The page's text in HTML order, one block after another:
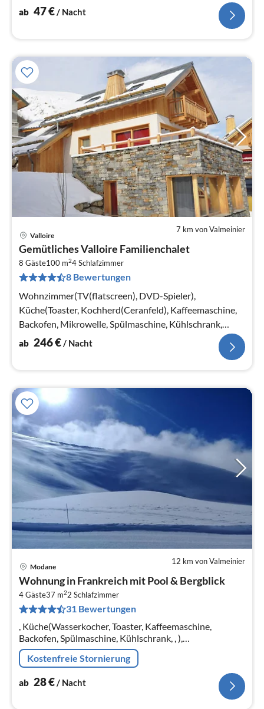
TV(Flatscreen))
ab 47€/ Nacht
7 km von Valmeinier
Valloire
Gemütliches Valloire Familienchalet
8 Gäste100 m24Schlafzimmer
8 Bewertungen
Wohnzimmer(TV(flatscreen), DVD-Spieler),
Küche(Toaster, Kochherd(Ceranfeld), Kaffeemaschine,
Backofen, Mikrowelle, Spülmaschine, Kühlschrank,
Tiefkühlschrank)
ab 246€/ Nacht
12 km von Valmeinier
Modane
Wohnung in Frankreich mit Pool & Bergblick
4 Gäste37 m22 Schlafzimmer
31 Bewertungen
, Küche(Wasserkocher, Toaster, Kaffeemaschine,
Backofen, Spülmaschine, Kühlschrank, , ),
Schlafzimmer(Etagenbett), Schlafzimmer(Doppelbett),
Badezimmer(Dusche)
Kostenfreie Stornierung
ab 28€ / Nacht